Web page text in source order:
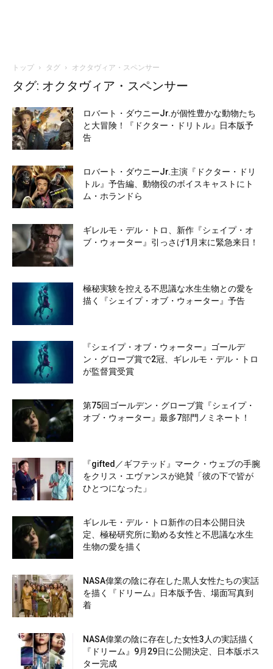
トップ タグ オクタヴィア・スペンサー
タグ: オクタヴィア・スペンサー
ロバート・ダウニーJr.が個性豊かな動物たち
と大冒険！『ドクター・ドリトル』日本版予
告
ロバート・ダウニーJr.主演『ドクター・ドリ
トル』予告編、動物役のボイスキャストにト
ム・ホランドら
ギレルモ・デル・トロ、新作『シェイプ・オ
ブ・ウォーター』引っさげ1月末に緊急来日！
極秘実験を控える不思議な水生生物との愛を
描く『シェイプ・オブ・ウォーター』予告
『シェイプ・オブ・ウォーター』ゴールデ
ン・グローブ賞で2冠、ギレルモ・デル・トロ
が監督賞受賞
第75回ゴールデン・グローブ賞『シェイプ・
オブ・ウォーター』最多7部門ノミネート！
『gifted／ギフテッド』マーク・ウェブの手腕
をクリス・エヴァンスが絶賛「彼の下で皆が
ひとつになった」
ギレルモ・デル・トロ新作の日本公開日決
定、極秘研究所に勤める女性と不思議な水生
生物の愛を描く
NASA偉業の陰に存在した黒人女性たちの実話
を描く『ドリーム』日本版予告、場面写真到
着
NASA偉業の陰に存在した女性3人の実話描く
『ドリーム』9月29日に公開決定、日本版ポス
ター完成